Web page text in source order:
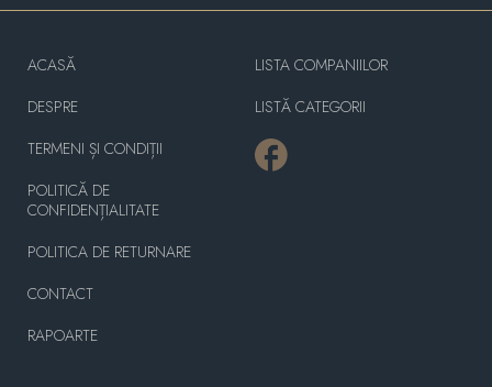
ACASĂ
DESPRE
TERMENI ȘI CONDIȚII
POLITICĂ DE
CONFIDENȚIALITATE
POLITICA DE RETURNARE
CONTACT
RAPOARTE
LISTA COMPANIILOR
LISTĂ CATEGORII